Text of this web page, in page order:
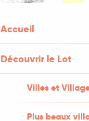
Accueil
Découvrir le Lot
Villes et
Plus beaux